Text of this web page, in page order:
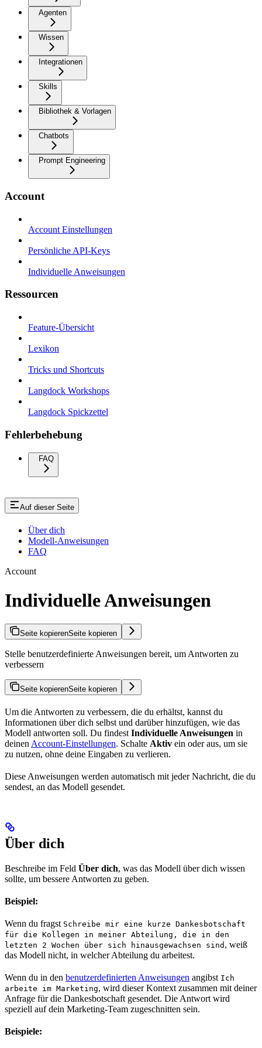
Agenten
Wissen
Integrationen
Skills
Bibliothek & Vorlagen
Chatbots
Prompt Engineering
Account
Account Einstellungen
Persönliche API-Keys
Individuelle Anweisungen
Ressourcen
Feature-Übersicht
Lexikon
Tricks und Shortcuts
Langdock Workshops
Langdock Spickzettel
Fehlerbehebung
FAQ
Auf dieser Seite
Über dich
Modell-Anweisungen
FAQ
Account
Individuelle Anweisungen
Seite kopierenSeite kopieren
Stelle benutzerdefinierte Anweisungen bereit, um Antworten zu
verbessern
Seite kopierenSeite kopieren
Um die Antworten zu verbessern, die du erhältst, kannst du
Informationen über dich selbst und darüber hinzufügen, wie das
Modell antworten soll. Du findest Individuelle Anweisungen in
deinen Account-Einstellungen. Schalte Aktiv ein oder aus, um sie
zu nutzen, ohne deine Eingaben zu verlieren.
Diese Anweisungen werden automatisch mit jeder Nachricht, die du
sendest, an das Modell gesendet.
Über dich
Beschreibe im Feld Über dich, was das Modell über dich wissen
sollte, um bessere Antworten zu geben.
Beispiel:
Wenn du fragst Schreibe mir eine kurze Dankesbotschaft
für die Kollegen in meiner Abteilung, die in den
letzten 2 Wochen über sich hinausgewachsen sind , weiß
das Modell nicht, in welcher Abteilung du arbeitest.
Wenn du in den benutzerdefinierten Anweisungen angibst Ich
arbeite im Marketing, wird dieser Kontext zusammen mit deiner
Anfrage für die Dankesbotschaft gesendet. Die Antwort wird
speziell auf dein Marketing-Team zugeschnitten sein.
Beispiele: